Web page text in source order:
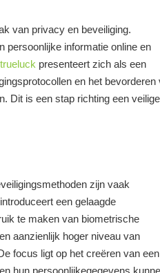
van privacy en beveiliging.
persoonlijke informatie online en
trueluck presenteert zich als een
en het bevorderen
Dit is een stap richting een
zijn vaak
een gelaagde
te maken van biometrische
aanzienlijk hoger niveau van
focus ligt op het creëren van een
hun persoonlijkegegevens